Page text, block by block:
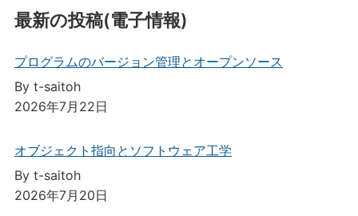
最新の投稿(電子情報)
プログラムのバージョン管理とオープンソース
By t-saitoh
2026年7月22日
オブジェクト指向とソフトウェア工学
By t-saitoh
2026年7月20日